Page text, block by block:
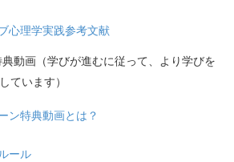
心理学実践参考文献
動画（学びが進むに従って、より学びを
ています）
ン特典動画とは？
ール